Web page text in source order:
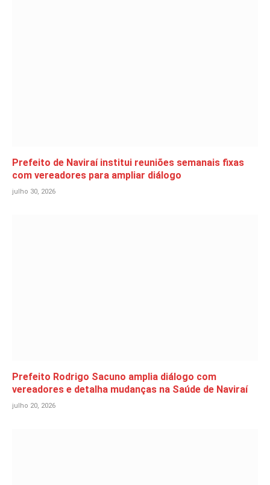
Prefeito de Naviraí institui reuniões semanais fixas
com vereadores para ampliar diálogo
julho 30, 2026
Prefeito Rodrigo Sacuno amplia diálogo com
vereadores e detalha mudanças na Saúde de Naviraí
julho 20, 2026